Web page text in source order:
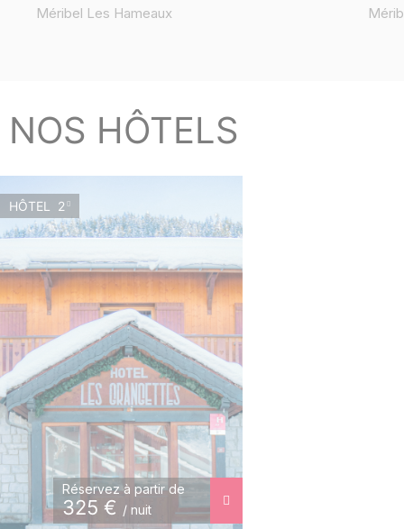
Méribel Les Hameaux
NOS HÔTELS
HÔTEL 2
Réservez à partir de
325 € / nuit